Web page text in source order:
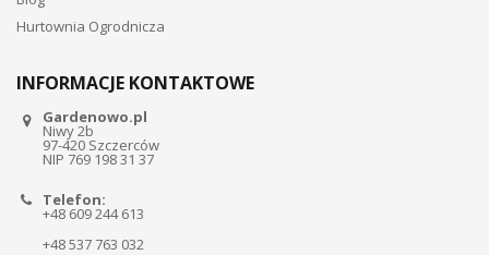
Hurtownia Ogrodnicza
INFORMACJE KONTAKTOWE
Gardenowo.pl
Niwy 2b
97-420 Szczerców
NIP 769 198 31 37
Telefon:
+48 609 244 613
+48 537 763 032